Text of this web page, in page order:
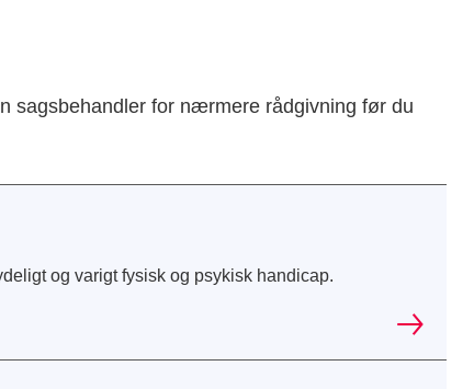
sagsbehandler for nærmere rådgivning før du
og varigt fysisk og psykisk handicap.